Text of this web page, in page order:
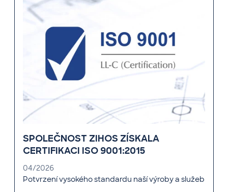
SPOLEČNOST ZIHOS ZÍSKALA
CERTIFIKACI ISO 9001:2015
04/2026
Potvrzení vysokého standardu naší výroby a služeb